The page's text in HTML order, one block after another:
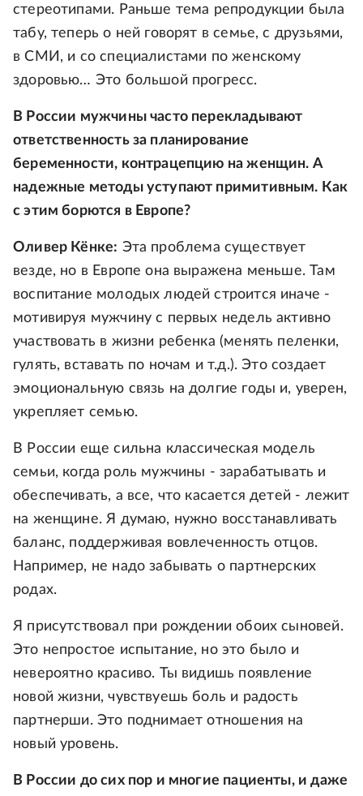
стереотипами. Раньше тема репродукции была
табу, теперь о ней говорят в семье, с друзьями,
в СМИ, и со специалистами по женскому
здоровью… Это большой прогресс.
В России мужчины часто перекладывают
ответственность за планирование
беременности, контрацепцию на женщин. А
надежные методы уступают примитивным. Как
с этим борются в Европе?
Оливер Кёнке: Эта проблема существует
везде, но в Европе она выражена меньше. Там
воспитание молодых людей строится иначе -
мотивируя мужчину с первых недель активно
участвовать в жизни ребенка (менять пеленки,
гулять, вставать по ночам и т.д.). Это создает
эмоциональную связь на долгие годы и, уверен,
укрепляет семью.
В России еще сильна классическая модель
семьи, когда роль мужчины - зарабатывать и
обеспечивать, а все, что касается детей - лежит
на женщине. Я думаю, нужно восстанавливать
баланс, поддерживая вовлеченность отцов.
Например, не надо забывать о партнерских
родах.
Я присутствовал при рождении обоих сыновей.
Это непростое испытание, но это было и
невероятно красиво. Ты видишь появление
новой жизни, чувствуешь боль и радость
партнерши. Это поднимает отношения на
новый уровень.
В России до сих пор и многие пациенты, и даже